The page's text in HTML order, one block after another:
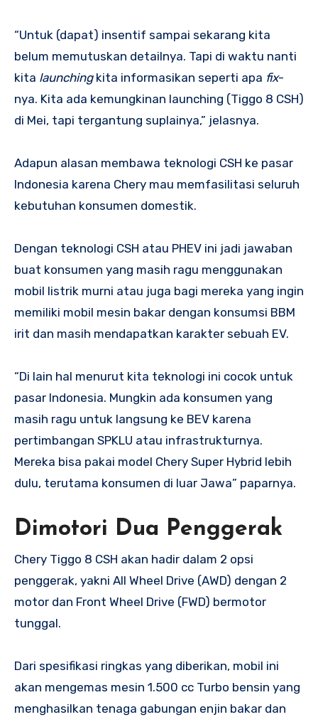
“Untuk (dapat) insentif sampai sekarang kita
belum memutuskan detailnya. Tapi di waktu nanti
kita launchingkita informasikan seperti apa fix-
nya. Kita ada kemungkinan launching (Tiggo 8 CSH)
di Mei, tapi tergantung suplainya,” jelasnya.
Adapun alasan membawa teknologi CSH ke pasar
Indonesia karena Chery mau memfasilitasi seluruh
kebutuhan konsumen domestik.
Dengan teknologi CSH atau PHEV ini jadi jawaban
buat konsumen yang masih ragu menggunakan
mobil listrik murni atau juga bagi mereka yang ingin
memiliki mobil mesin bakar dengan konsumsi BBM
irit dan masih mendapatkan karakter sebuah EV.
“Di lain hal menurut kita teknologi ini cocok untuk
pasar Indonesia. Mungkin ada konsumen yang
masih ragu untuk langsung ke BEV karena
pertimbangan SPKLU atau infrastrukturnya.
Mereka bisa pakai model Chery Super Hybrid lebih
dulu, terutama konsumen di luar Jawa” paparnya.
Dimotori Dua Penggerak
Chery Tiggo 8 CSH akan hadir dalam 2 opsi
penggerak, yakni All Wheel Drive (AWD) dengan 2
motor dan Front Wheel Drive (FWD) bermotor
tunggal.
Dari spesifikasi ringkas yang diberikan, mobil ini
akan mengemas mesin 1.500 cc Turbo bensin yang
menghasilkan tenaga gabungan enjin bakar dan